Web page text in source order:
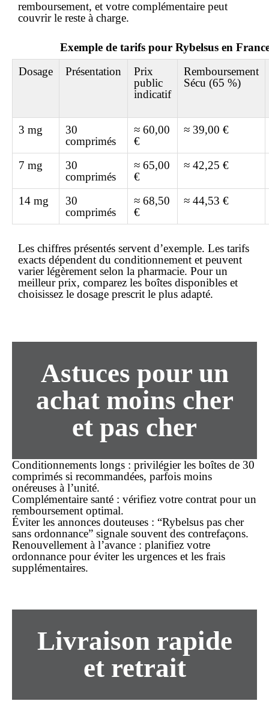
remboursement, et votre complémentaire peut
couvrir le reste à charge.
Exemple de tarifs pour Rybelsus en
Dosage
Présentation
Prix
public
indicatif
Remboursement
Sécu (65 %)
3 mg
30
comprimés
≈ 60,00
€
≈ 39,00 €
7 mg
30
comprimés
≈ 65,00
€
≈ 42,25 €
14 mg
30
comprimés
≈ 68,50
€
≈ 44,53 €
Les chiffres présentés servent d’exemple. Les tarifs
exacts dépendent du conditionnement et peuvent
varier légèrement selon la pharmacie. Pour un
meilleur prix, comparez les boîtes disponibles et
choisissez le dosage prescrit le plus adapté.
Astuces pour un
achat moins cher
et pas cher
Conditionnements longs : privilégier les boîtes de 30
comprimés si recommandées, parfois moins
onéreuses à l’unité.
Complémentaire santé : vérifiez votre contrat pour un
remboursement optimal.
Éviter les annonces douteuses : “Rybelsus pas cher
sans ordonnance” signale souvent des contrefaçons.
Renouvellement à l’avance : planifiez votre
ordonnance pour éviter les urgences et les frais
supplémentaires.
Livraison rapide
et retrait